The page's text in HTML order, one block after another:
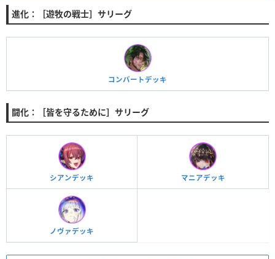
進化：［遊牧の戦士］サリーグ
コンバートデッキ
闘化：［皆を守るために］サリーグ
シアンデッキ マニアデッキ
ノヴァデッキ